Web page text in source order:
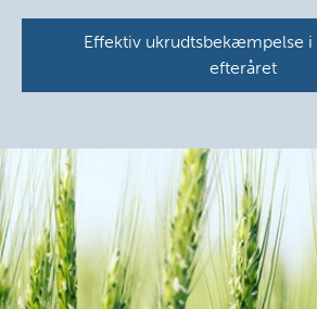
Effektiv ukrudtsbekæmpelse
efteråret